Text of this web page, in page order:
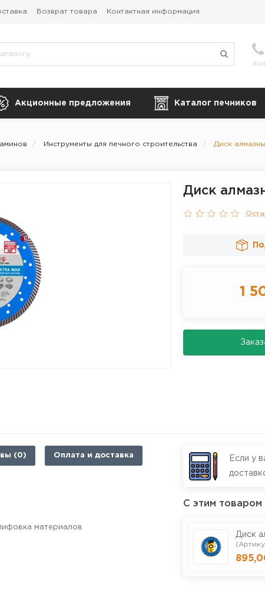
Возврат товара Контактная информация
Акционные предложения Каталог печников
Инструменты для печного строительства Диск
Диск
1
(0) Оплата и доставка
материалов
Если у
С этим товаром
Диск